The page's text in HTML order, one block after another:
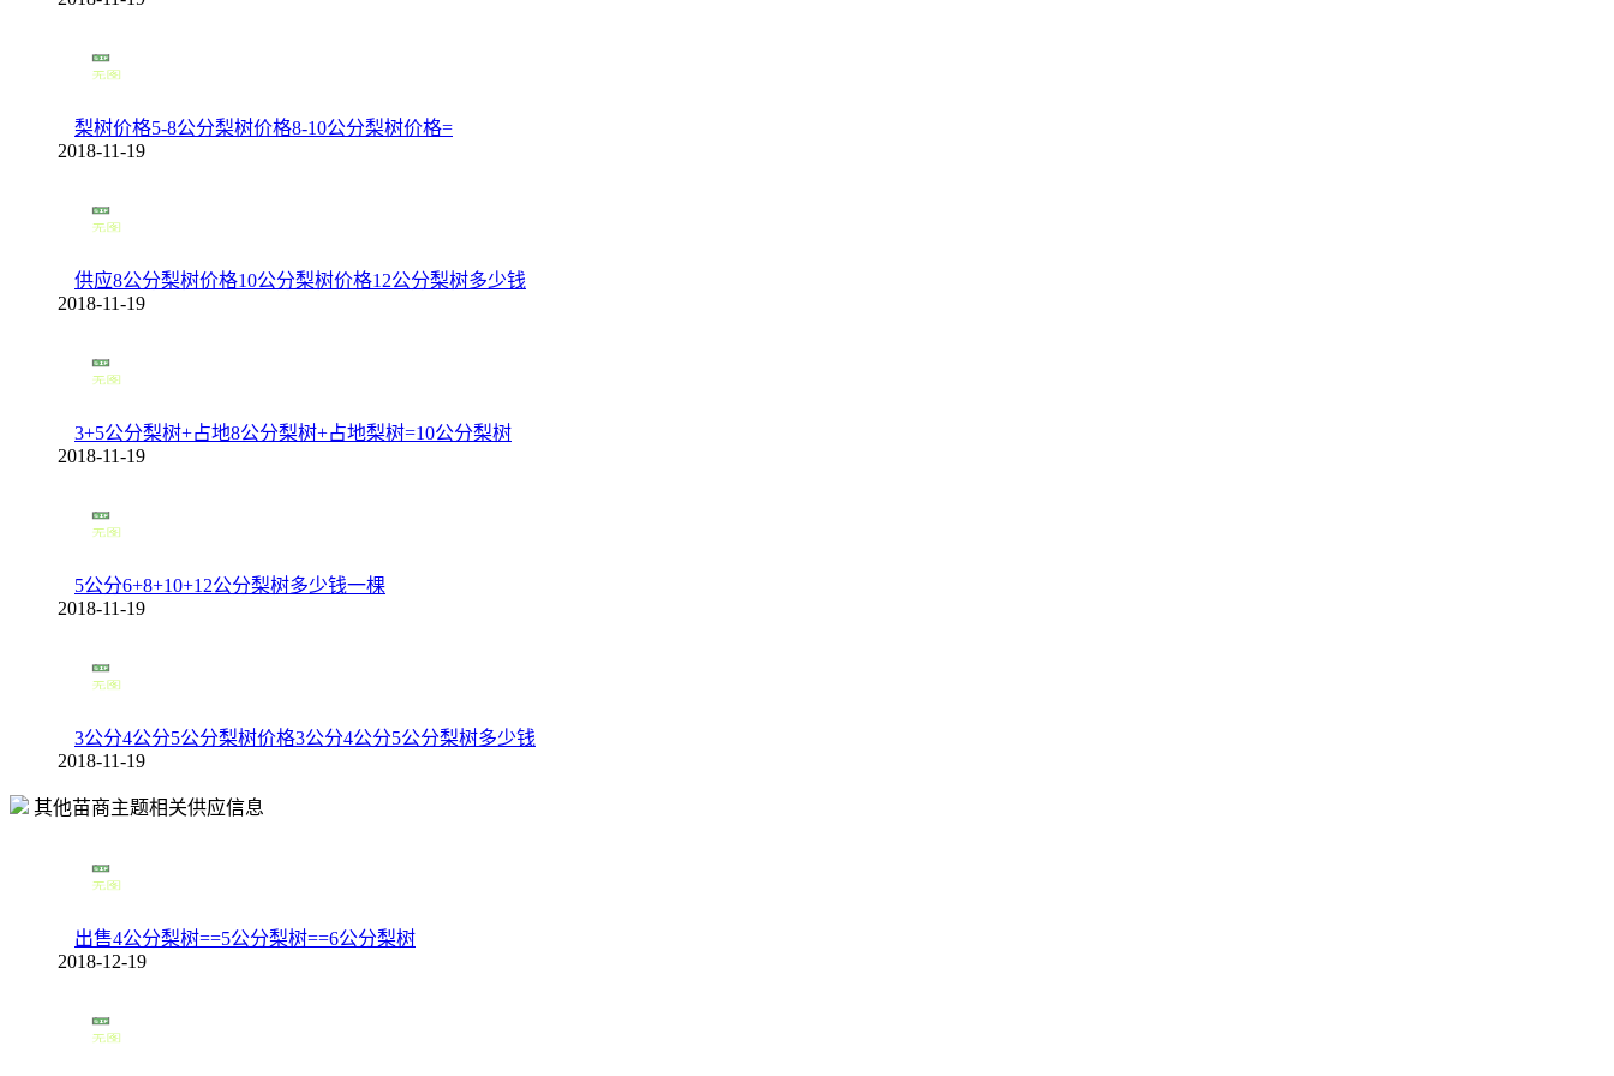
梨树价格5-8公分梨树价格8-10公分梨树价格=
2018-11-19
供应8公分梨树价格10公分梨树价格12公分梨树多少钱
2018-11-19
3+5公分梨树+占地8公分梨树+占地梨树=10公分梨树
2018-11-19
5公分6+8+10+12公分梨树多少钱一棵
2018-11-19
3公分4公分5公分梨树价格3公分4公分5公分梨树多少钱
2018-11-19
其他苗商主题相关供应信息
出售4公分梨树==5公分梨树==6公分梨树
2018-12-19